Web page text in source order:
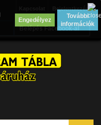
Bejelentkezés
Belépés Facebook-al
Engedélyez
További
információk